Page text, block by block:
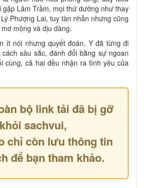
gặp Lâm Trầm, mọi thứ dường như thay
Phượng Lai, tuy tàn nhẫn nhưng cũng
mộng và dịu dàng.
ít nói nhưng quyết đoán. Y đã từng đi
sâu sắc, đánh đổi bằng sự ngoan
cùng, cả hai đều nhận ra tình yêu của
bộ link tải đã bị gỡ
khỏi sachvui,
chỉ còn lưu thông tin
để bạn tham khảo.